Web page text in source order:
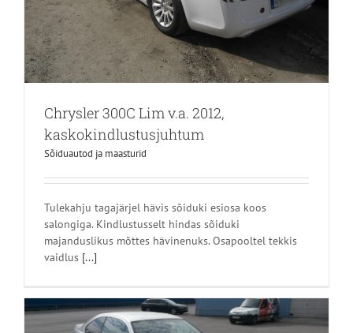
Chrysler 300C Lim v.a. 2012,
kaskokindlustusjuhtum
Sõiduautod ja maasturid
Tulekahju tagajärjel hävis sõiduki esiosa koos
salongiga. Kindlustusselt hindas sõiduki
majanduslikus mõttes hävinenuks. Osapooltel tekkis
vaidlus [...]